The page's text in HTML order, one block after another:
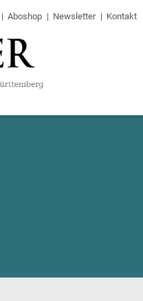
Aboshop Newsletter Kontakt